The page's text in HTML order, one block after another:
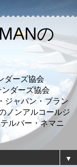
の
ダーズ協会
ダーズ協会
ジャパン・ブラン
ノンアルコールジ
ルバー・ネマニ
▼